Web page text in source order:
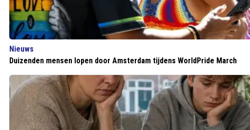
Nieuws
Duizenden mensen lopen door Amsterdam tijdens WorldPride March